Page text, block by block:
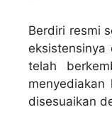
Berdiri resmi
telah
disesuaikan